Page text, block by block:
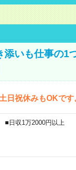
添いも仕事の1
祝休みもOKです
日収1万2000円以上